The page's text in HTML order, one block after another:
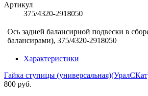
Артикул
375/4320-2918050
Ось задней балансирной подвески в
балансирами), 375/4320-2918050
Характеристики
Гайка ступицы
800 руб.